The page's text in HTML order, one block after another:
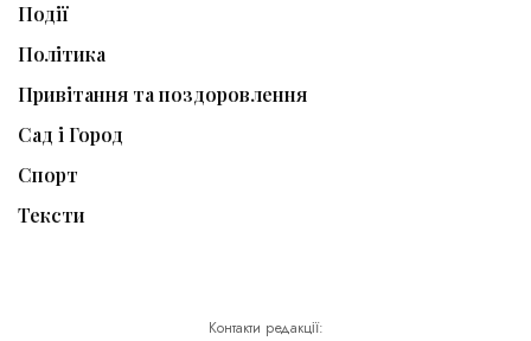
Події
Політика
Привітання та поздоровлення
Сад і Город
Спорт
Тексти
Контакти редакції: